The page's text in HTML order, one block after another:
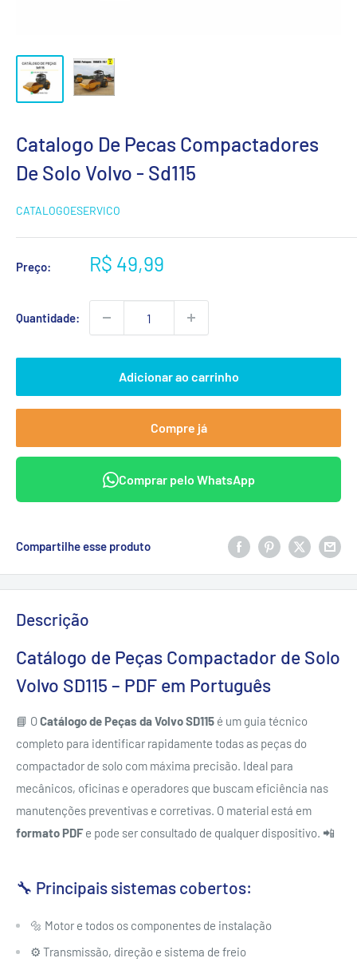
Catalogo De Pecas Compactadores
De Solo Volvo - Sd115
CATALOGOESERVICO
Preço:
Preço
R$ 49,99
Quantidade:
Adicionar ao carrinho
Compre já
Comprar pelo WhatsApp
Compartilhe esse produto
Descrição
Catálogo de Peças Compactador de Solo
Volvo SD115 – PDF em Português
📘 OCatálogo de Peças da Volvo SD115 é um guia técnico
completo para identificar rapidamente todas as peças do
compactador de solo com máxima precisão. Ideal para
mecânicos, oficinas e operadores que buscam eficiência nas
manutenções preventivas e corretivas. O material está em
formato PDFe pode ser consultado de qualquer dispositivo. 📲
🔧 Principais sistemas cobertos:
🔩 Motor e todos os componentes de instalação
⚙️ Transmissão, direção e sistema de freio